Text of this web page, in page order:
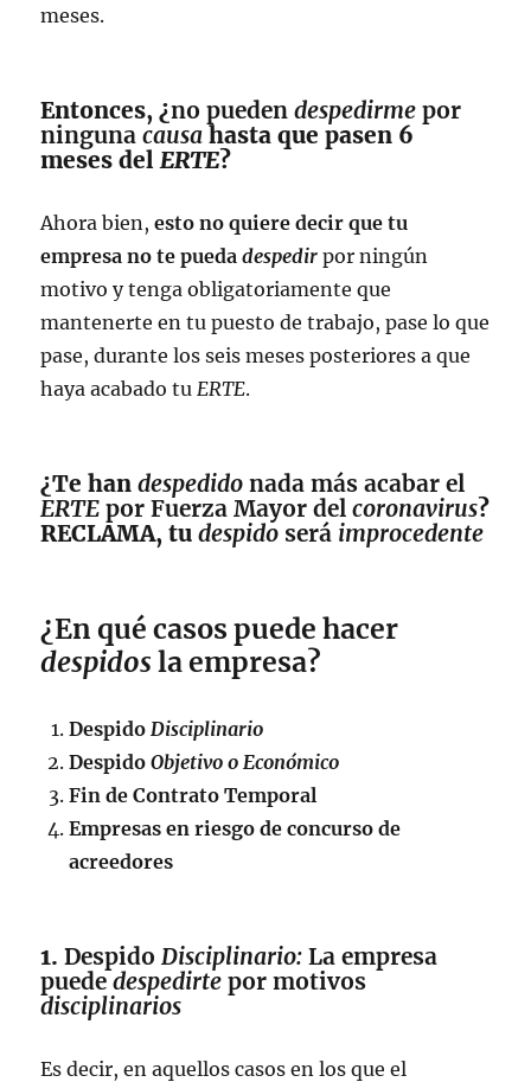
meses.
Entonces, ¿no puedendespedirme por
ningunacausa hasta que pasen 6
meses delERTE?
Ahora bien,esto no quiere decir que tu
empresa no te puedadespedir por ningún
motivo y tenga obligatoriamente que
mantenerte en tu puesto de trabajo, pase lo que
pase, durante los seis meses posteriores a que
haya acabado tuERTE.
¿Te handespedido nada más acabar el
ERTE por Fuerza Mayor delcoronavirus?
RECLAMA, tudespido será improcedente
¿En qué casos puede hacer
despidos la empresa?
Despido Disciplinario
Despido Objetivo o Económico
Fin de Contrato Temporal
Empresas en riesgo de concurso de
acreedores
1. Despido Disciplinario:La empresa
puededespedirte por motivos
disciplinarios
Es decir, en aquellos casos en los que el